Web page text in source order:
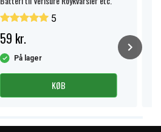
5
59 kr.
På lager
KØB